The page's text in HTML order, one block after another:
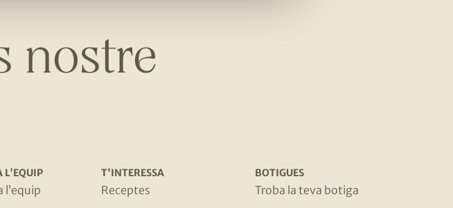
nostre
L'EQUIP
l’equip
T'INTERESSA
Receptes
BOTIGUES
Troba la teva botiga